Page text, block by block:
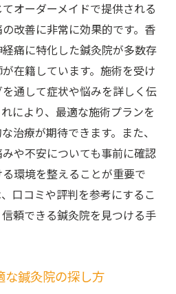
オーダーメイドで提供される
改善に非常に効果的です。香
痛に特化した鍼灸院が多数存
在籍しています。施術を受け
通して症状や悩みを詳しく伝
により、最適な施術プランを
治療が期待できます。また、
や不安についても事前に確認
環境を整えることが重要で
口コミや評判を参考にするこ
頼できる鍼灸院を見つける手
鍼灸院の探し方